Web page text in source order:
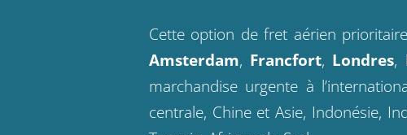
Cette option de fret aérien
Amsterdam, Francfort, Londres,
marchandise urgente à
centrale, Chine et Asie, Indonésie,